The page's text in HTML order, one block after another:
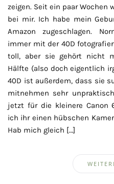
zeigen. Seit ein paar Wochen
bei mir. Ich habe mein
Amazon zugeschlagen.
immer mit der 40D
toll, aber sie gehört nicht
Hälfte (also doch eigentlich
40D ist außerdem, dass sie
mitnehmen sehr
jetzt für die kleinere Canon
ich ihr einen hübschen
Hab mich gleich […]